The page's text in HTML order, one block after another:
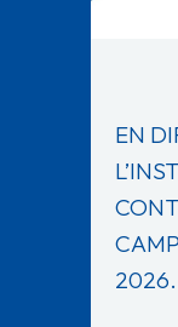
EN
2026.